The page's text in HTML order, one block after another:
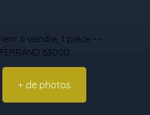
+ de photos